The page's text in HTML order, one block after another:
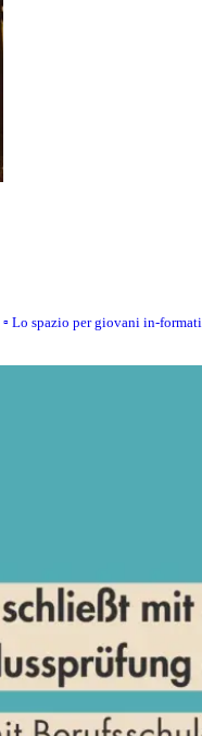
▫️ Lo spazio per giovani in-formati